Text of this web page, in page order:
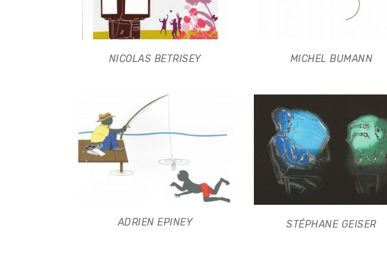
NICOLAS BETRISEY MICHEL BUMANN
ADRIEN EPINEY STÉPHANE GEISER